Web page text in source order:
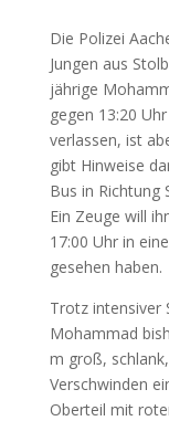
Die Polizei
Jungen aus
jährige
gegen 13:20
verlassen, ist
gibt Hinweise
Bus in Richtung
Ein Zeuge will
17:00 Uhr in
gesehen haben.
Trotz intensiver
Mohammad
m groß,
Verschwinden
Oberteil mit